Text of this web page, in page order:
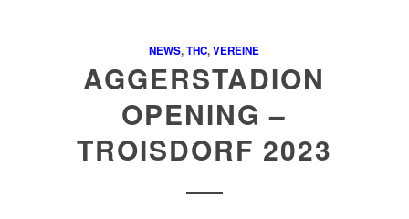
NEWS,THC,VEREINE
AGGERSTADION
OPENING –
TROISDORF 2023